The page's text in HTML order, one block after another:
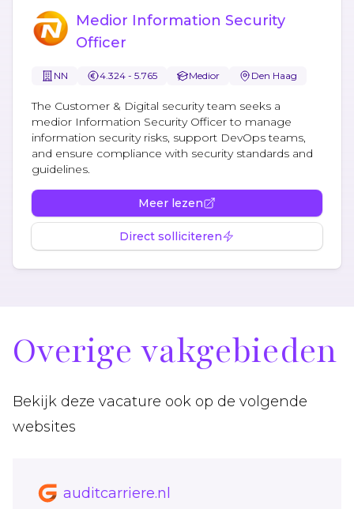
Medior Information Security
Officer
NN 4.324 - 5.765 Medior Den Haag
The Customer & Digital security team seeks a
medior Information Security Officer to manage
information security risks, support DevOps teams,
and ensure compliance with security standards and
guidelines.
Meer lezen
Direct solliciteren
Overige vakgebieden
Bekijk deze vacature ook op de volgende
websites
auditcarriere.nl